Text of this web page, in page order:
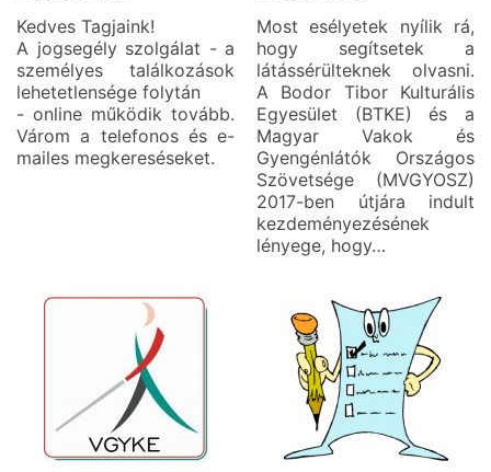
Kedves Tagjaink!
A jogsegély szolgálat - a
személyes találkozások
lehetetlensége folytán
- online működik tovább.
Várom a telefonos és e-
mailes megkereséseket.
Most esélyetek nyílik rá,
hogy segítsetek a
látássérülteknek olvasni.
A Bodor Tibor Kulturális
Egyesület (BTKE) és a
Magyar Vakok és
Gyengénlátók Országos
Szövetsége (MVGYOSZ)
2017-ben útjára indult
kezdeményezésének
lényege, hogy…